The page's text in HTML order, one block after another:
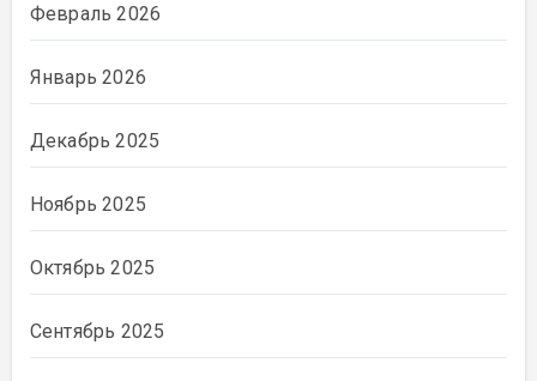
Февраль 2026
Январь 2026
Декабрь 2025
Ноябрь 2025
Октябрь 2025
Сентябрь 2025